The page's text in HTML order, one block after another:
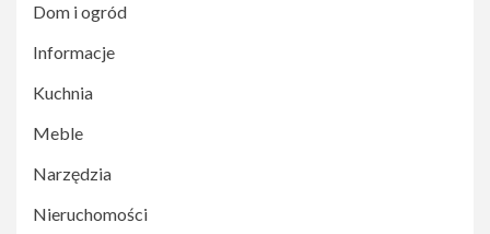
Dom i ogród
Informacje
Kuchnia
Meble
Narzędzia
Nieruchomości